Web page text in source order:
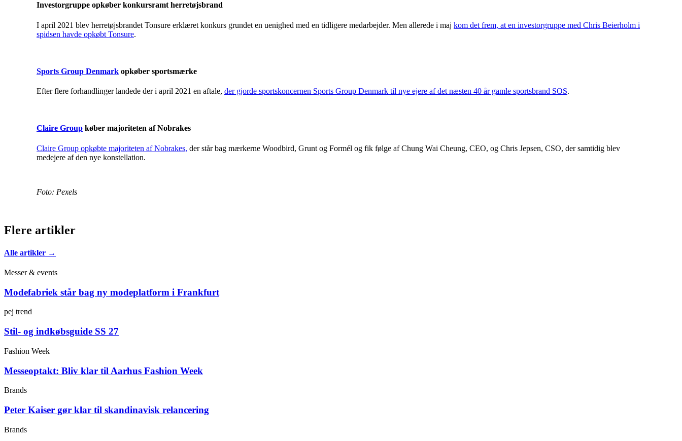
Investorgruppe opkøber konkursramt herretøjsbrand
I april 2021 blev herretøjsbrandet Tonsure erklæret konkurs grundet en uenighed med en tidligere medarbejder. Men allerede i maj kom det frem, at en investorgruppe med Chris Beierholm i
spidsen havde opkøbt Tonsure.
Sports Group Denmark opkøber sportsmærke
Efter flere forhandlinger landede der i april 2021 en aftale, der gjorde sportskoncernen Sports Group Denmark til nye ejere af det næsten 40 år gamle sportsbrand SOS.
Claire Group køber majoriteten af Nobrakes
Claire Group opkøbte majoriteten af Nobrakes, der står bag mærkerne Woodbird, Grunt og Formél og fik følge af Chung Wai Cheung, CEO, og Chris Jepsen, CSO, der samtidig blev
medejere af den nye konstellation.
Foto: Pexels
Flere artikler
Alle artikler →
Messer & events
Modefabriek står bag ny modeplatform i Frankfurt
pej trend
Stil- og indkøbsguide SS 27
Fashion Week
Messeoptakt: Bliv klar til Aarhus Fashion Week
Brands
Peter Kaiser gør klar til skandinavisk relancering
Brands